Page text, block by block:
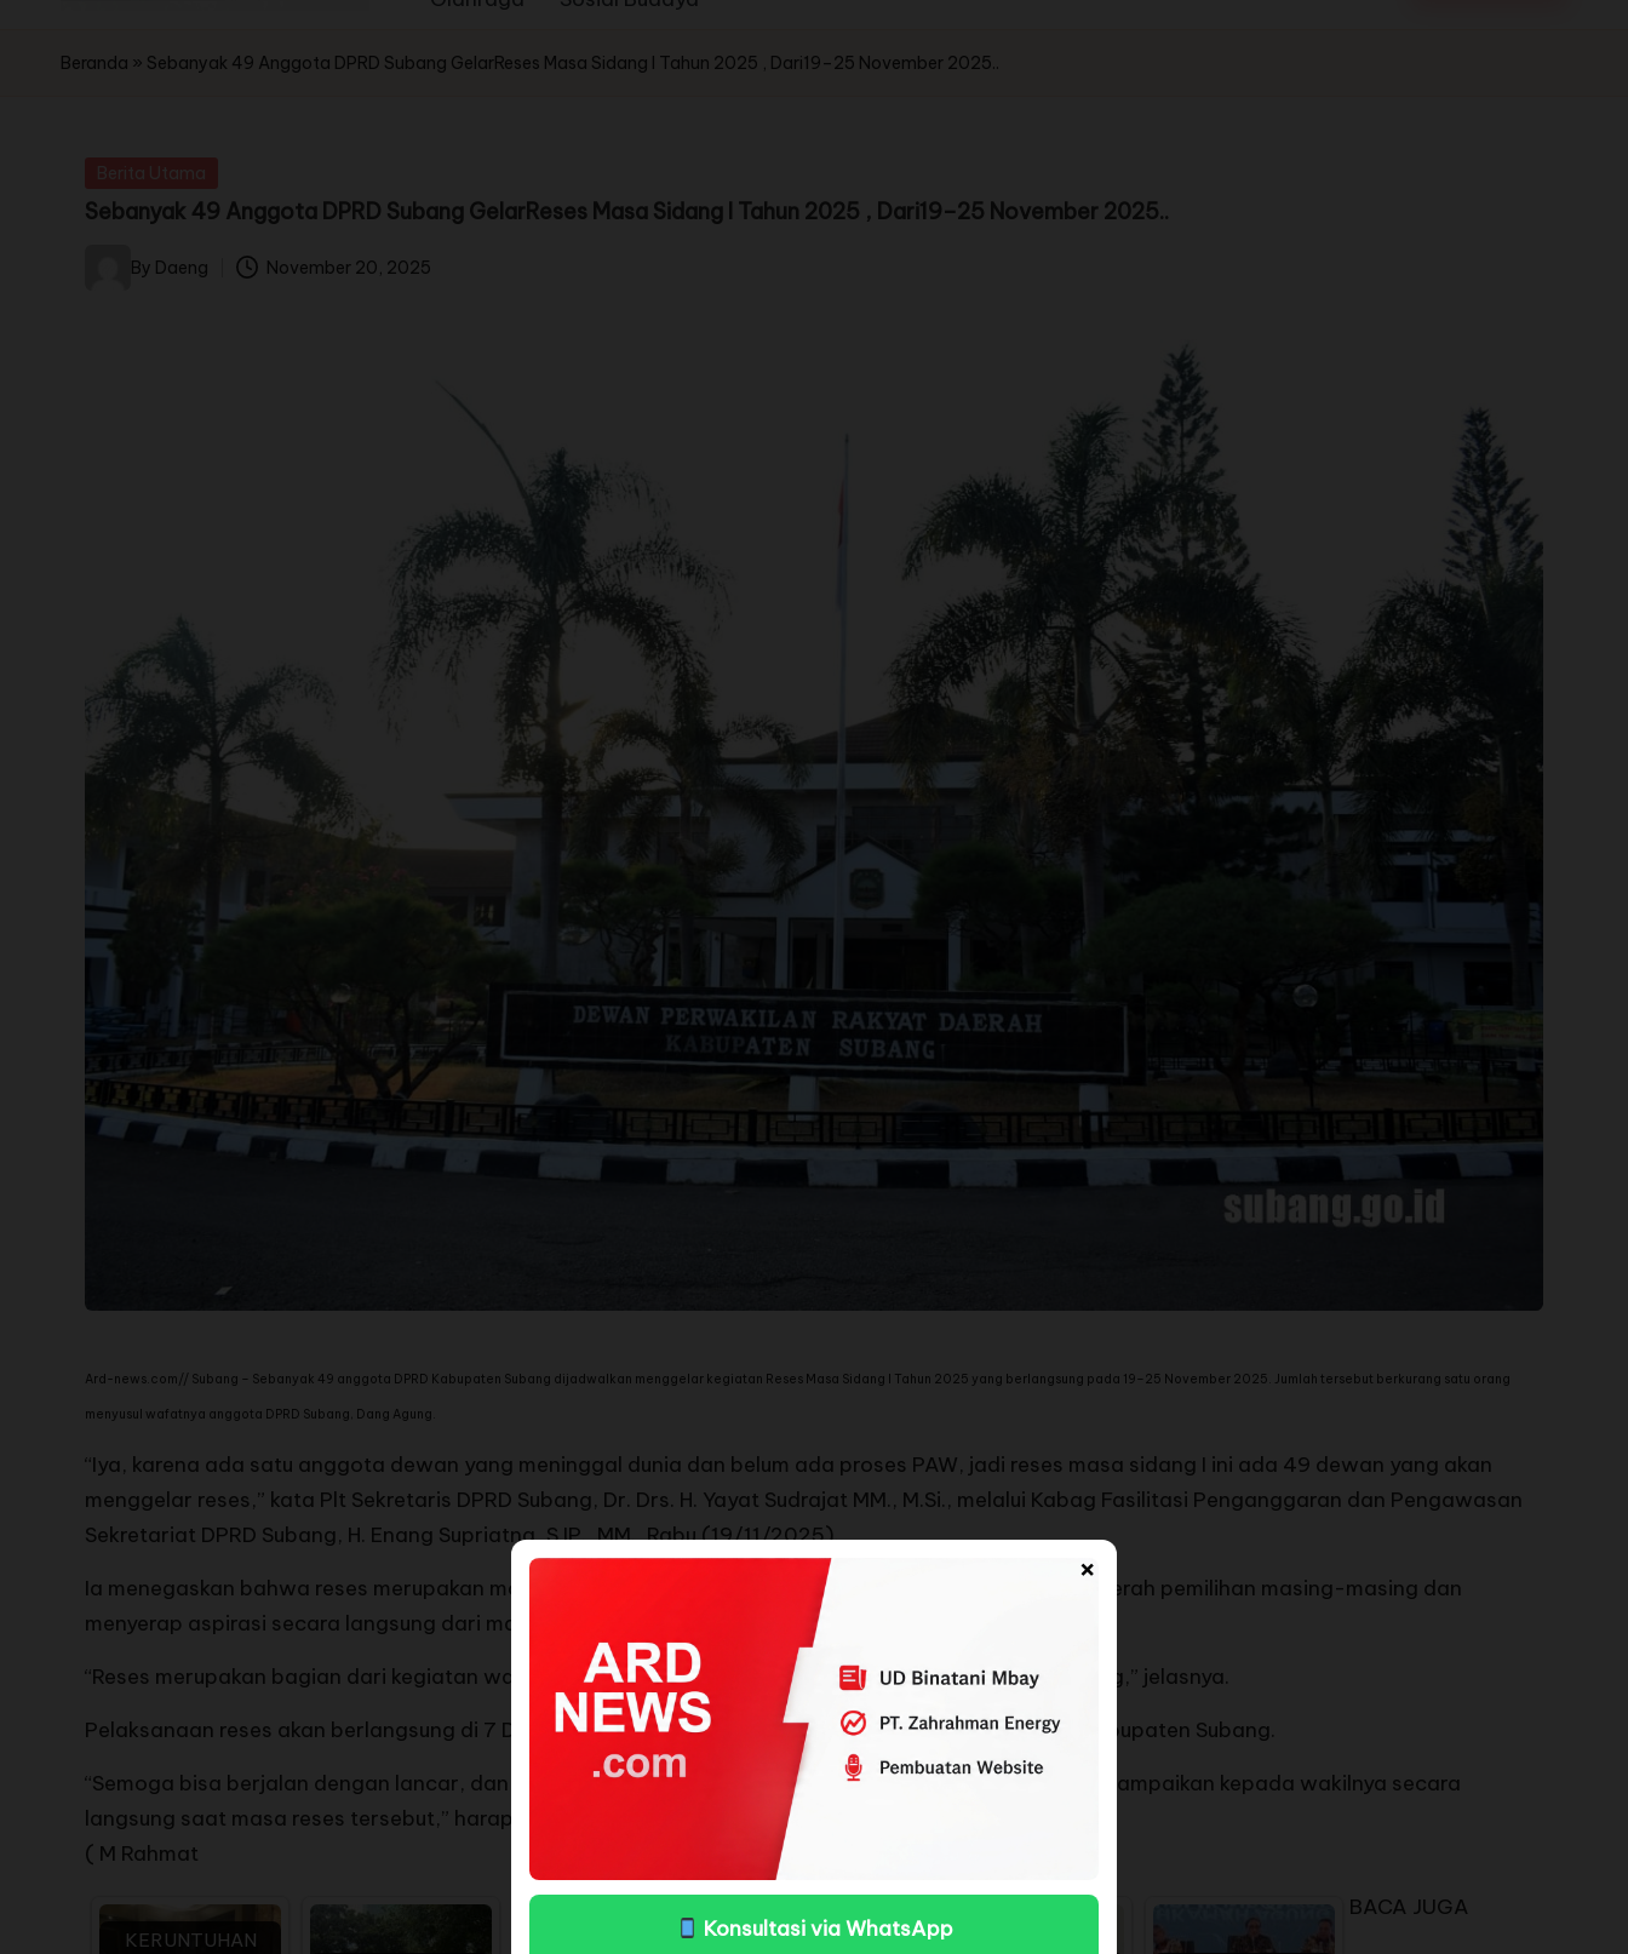
×
Konsultasi via WhatsApp
Beranda » Sebanyak 49 Anggota DPRD Subang GelarReses Masa Sidang I Tahun 2025 , Dari19–25 November 2025..
Sebanyak 49 Anggota DPRD Subang GelarReses Masa Sidang I Tahun 2025 , Dari19–25 November 2025..
By Daeng November 20, 2025
Ard-news.com// Subang – Sebanyak 49 anggota DPRD Kabupaten Subang dijadwalkan menggelar kegiatan Reses Masa Sidang I Tahun 2025 yang berlangsung pada 19–25 November 2025. Jumlah tersebut berkurang satu orang
menyusul wafatnya anggota DPRD Subang, Dang Agung.
“Iya, karena ada satu anggota dewan yang meninggal dunia dan belum ada proses PAW, jadi reses masa sidang I ini ada 49 dewan yang akan
menggelar reses,” kata Plt Sekretaris DPRD Subang, Dr. Drs. H. Yayat Sudrajat MM., M.Si., melalui Kabag Fasilitasi Penganggaran dan Pengawasan
Sekretariat DPRD Subang, H. Enang Supriatna, S.IP., MM., Rabu (19/11/2025).
Ia menegaskan bahwa reses merupakan momentum penting bagi wakil rakyat untuk kembali turun ke daerah pemilihan masing-masing dan
menyerap aspirasi secara langsung dari masyarakat.
“Reses merupakan bagian dari kegiatan wakil rakyat untuk menyerap aspirasi di dapilnya masing-masing,” jelasnya.
Pelaksanaan reses akan berlangsung di 7 Daerah Pemilihan (Dapil) yang tersebar di seluruh wilayah Kabupaten Subang.
“Semoga bisa berjalan dengan lancar, dan apa yang diinginkan atau aspirasi dari masyarakat dapat disampaikan kepada wakilnya secara
langsung saat masa reses tersebut,” harap H. Enang.
( M Rahmat
BACA JUGA
KERUNTUHAN